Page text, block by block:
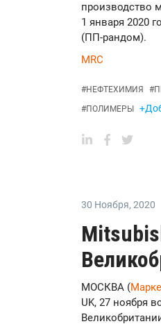
производство
1 января 2020
(ПП-рандом).
MRC
#НЕФТЕХИМИЯ #
#ПОЛИМЕРЫ
30 Ноября, 2020
МОСКВА (
UK, 27 ноября